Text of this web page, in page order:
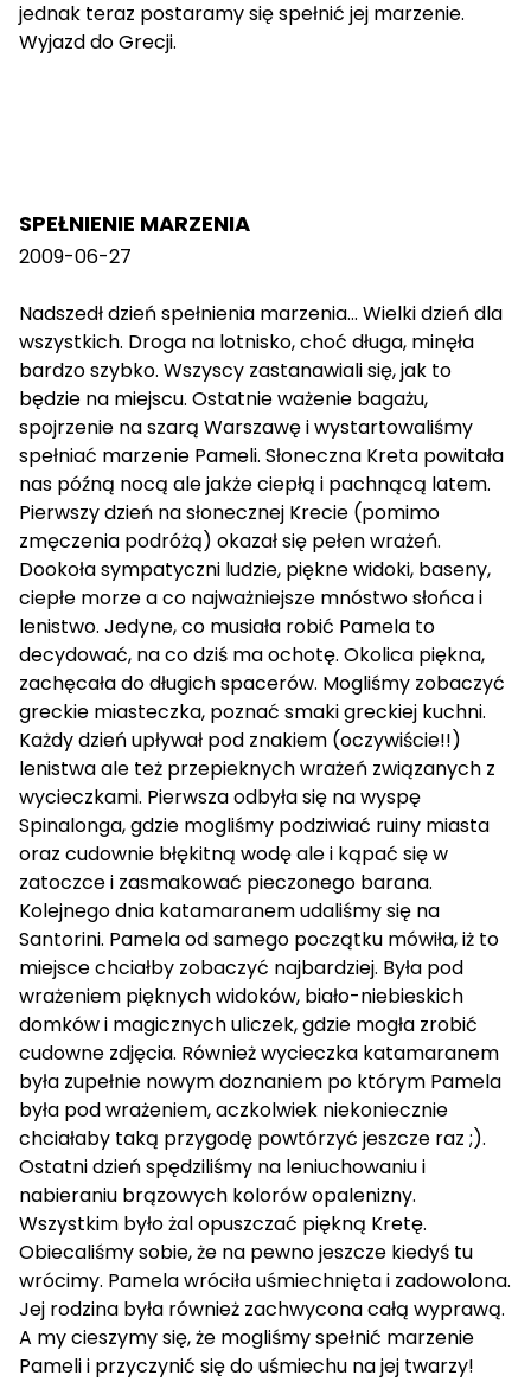
jednak teraz postaramy się spełnić jej marzenie.
Wyjazd do Grecji.
SPEŁNIENIE MARZENIA
2009-06-27
Nadszedł dzień spełnienia marzenia... Wielki dzień dla
wszystkich. Droga na lotnisko, choć długa, minęła
bardzo szybko. Wszyscy zastanawiali się, jak to
będzie na miejscu. Ostatnie ważenie bagażu,
spojrzenie na szarą Warszawę i wystartowaliśmy
spełniać marzenie Pameli. Słoneczna Kreta powitała
nas późną nocą ale jakże ciepłą i pachnącą latem.
Pierwszy dzień na słonecznej Krecie (pomimo
zmęczenia podróżą) okazał się pełen wrażeń.
Dookoła sympatyczni ludzie, piękne widoki, baseny,
ciepłe morze a co najważniejsze mnóstwo słońca i
lenistwo. Jedyne, co musiała robić Pamela to
decydować, na co dziś ma ochotę. Okolica piękna,
zachęcała do długich spacerów. Mogliśmy zobaczyć
greckie miasteczka, poznać smaki greckiej kuchni.
Każdy dzień upływał pod znakiem (oczywiście!!)
lenistwa ale też przepieknych wrażeń związanych z
wycieczkami. Pierwsza odbyła się na wyspę
Spinalonga, gdzie mogliśmy podziwiać ruiny miasta
oraz cudownie błękitną wodę ale i kąpać się w
zatoczce i zasmakować pieczonego barana.
Kolejnego dnia katamaranem udaliśmy się na
Santorini. Pamela od samego początku mówiła, iż to
miejsce chciałby zobaczyć najbardziej. Była pod
wrażeniem pięknych widoków, biało-niebieskich
domków i magicznych uliczek, gdzie mogła zrobić
cudowne zdjęcia. Również wycieczka katamaranem
była zupełnie nowym doznaniem po którym Pamela
była pod wrażeniem, aczkolwiek niekoniecznie
chciałaby taką przygodę powtórzyć jeszcze raz ;).
Ostatni dzień spędziliśmy na leniuchowaniu i
nabieraniu brązowych kolorów opalenizny.
Wszystkim było żal opuszczać piękną Kretę.
Obiecaliśmy sobie, że na pewno jeszcze kiedyś tu
wrócimy. Pamela wróciła uśmiechnięta i zadowolona.
Jej rodzina była również zachwycona całą wyprawą.
A my cieszymy się, że mogliśmy spełnić marzenie
Pameli i przyczynić się do uśmiechu na jej twarzy!